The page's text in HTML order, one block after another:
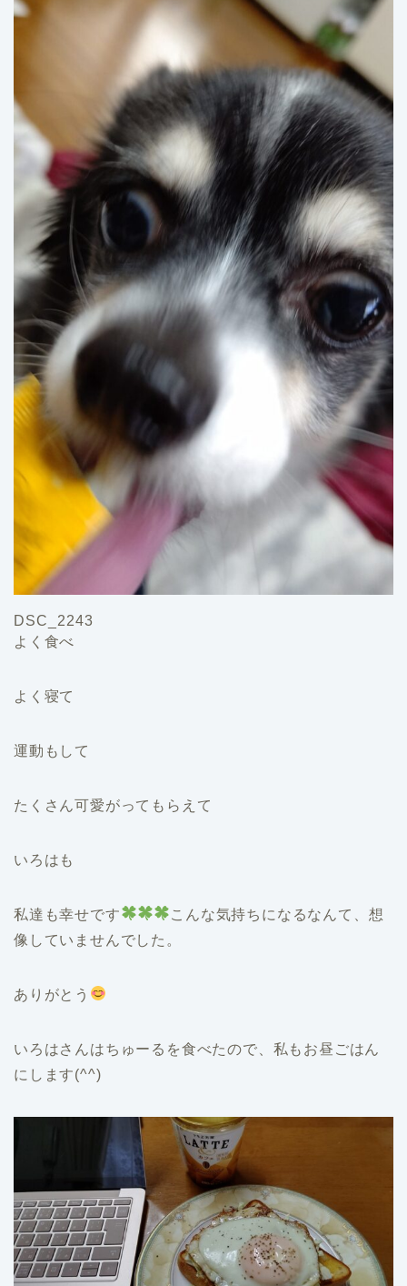
DSC_2243
よく食べ
よく寝て
運動もして
たくさん可愛がってもらえて
いろはも
私達も幸せです
こんな気持ちになるなんて、想
像していませんでした。
ありがとう
いろはさんはちゅーるを食べたので、私もお昼ごはん
にします(^^)